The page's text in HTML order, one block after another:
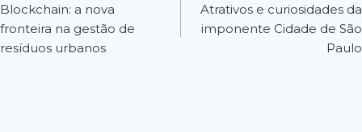
Blockchain: a nova
fronteira na gestão de
resíduos urbanos
Atrativos e curiosidades da
imponente Cidade de São
Paulo